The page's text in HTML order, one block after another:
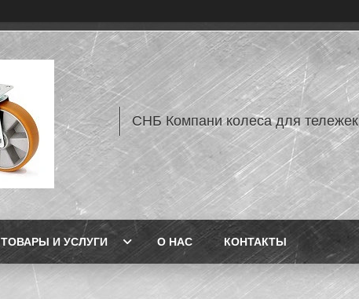
СНБ Компани колеса для тележек
ТОВАРЫ И УСЛУГИ О НАС КОНТАКТЫ